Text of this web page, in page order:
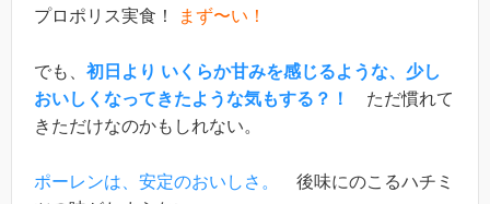
プロポリス実食！
まず〜い！
でも、 初日より いくらか甘みを感じるような、少し
おいしくなってきたような気もする？！
ただ慣れて
きただけなのかもしれない。
ポーレンは、安定のおいしさ。
後味にのこるハチミ